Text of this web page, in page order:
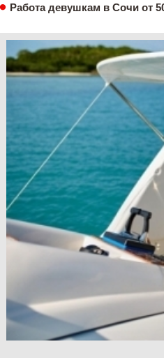
Работа девушкам в Сочи от